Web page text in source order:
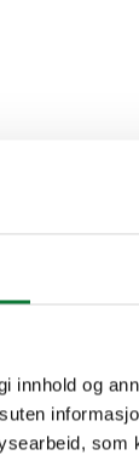
innhold og